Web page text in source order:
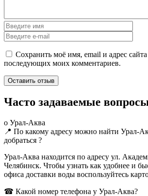
Сохранить моё имя, email и адрес сайта
последующих моих комментариев.
Часто задаваемые
о Урал-Аква
📍 По какому адресу можно найти Урал-
добраться ?
Урал-Аква находится по адресу ул.
Челябинск. Чтобы узнать как удобнее и
офиса доставки воды воспользуйтесь
☎ Какой номер телефона у Урал-Аква?